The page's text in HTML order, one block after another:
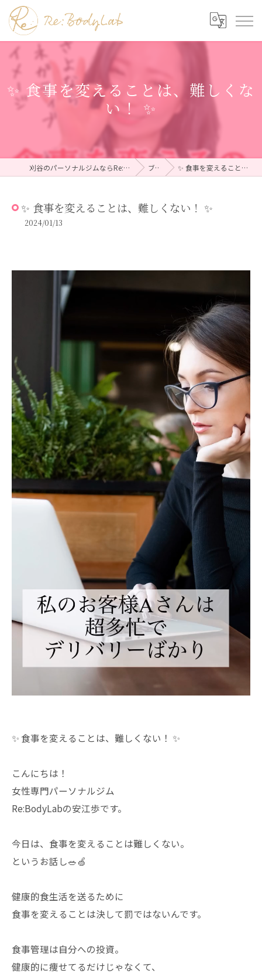
✨ 食事を変えることは、難しくな
い！ ✨
刈谷のパーソナルジムならRe:BodyLab（リボディラボ） ブログ ✨ 食事を変えることは、難しくない！ ✨
✨ 食事を変えることは、難しくない！ ✨
2024/01/13
✨ 食事を変えることは、難しくない！ ✨
こんにちは！
女性専門パーソナルジム
Re:BodyLabの安江歩です。
今日は、食事を変えることは難しくない。
というお話し🥗🍏
健康的食生活を送るために
食事を変えることは決して罰ではないんです。
食事管理は自分への投資。
健康的に痩せてるだけじゃなくて、